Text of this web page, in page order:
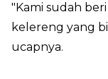
"Kami sudah
kelereng yang
ucapnya.